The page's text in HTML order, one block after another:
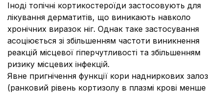
Іноді топічні кортикостероїди застосовують для
лікування дерматитів, що виникають навколо
хронічних виразок ніг. Однак таке застосування
асоціюється зі збільшенням частоти виникнення
реакцій місцевої гіперчутливості та збільшенням
ризику місцевих інфекцій.
Явне пригнічення функції кори надниркових залоз
(ранковий рівень кортизолу в плазмі крові менше